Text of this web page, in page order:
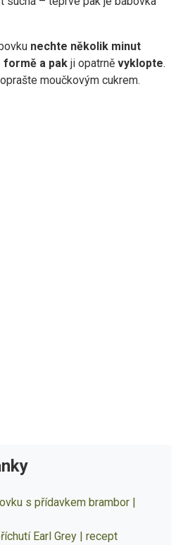
nechte několik minut
formě a pak ji opatrně vyklopte.
moučkovým cukrem.
s přídavkem brambor |
Earl Grey | recept